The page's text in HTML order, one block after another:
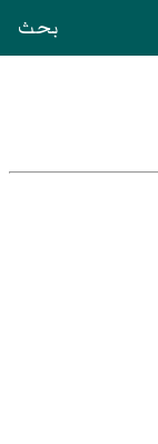
بحث